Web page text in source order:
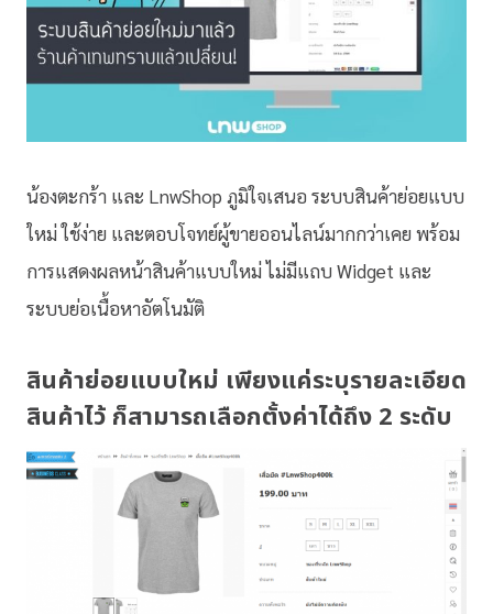
น้องตะกร้า และ LnwShop ภูมิใจเสนอ ระบบสินค้าย่อยแบบ
ใหม่ ใช้ง่าย และตอบโจทย์ผู้ขายออนไลน์มากกว่าเคย พร้อม
การแสดงผลหน้าสินค้าแบบใหม่ ไม่มีแถบ Widget และ
ระบบย่อเนื้อหาอัตโนมัติ
สินค้าย่อยแบบใหม่ เพียงแค่ระบุรายละเอียด
สินค้าไว้ ก็สามารถเลือกตั้งค่าได้ถึง 2 ระดับ